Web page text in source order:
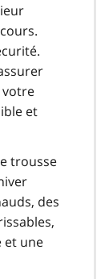
votre
et
trousse
des
et une